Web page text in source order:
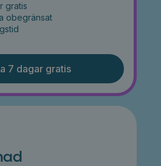
gratis
obegränsat
7 dagar gratis